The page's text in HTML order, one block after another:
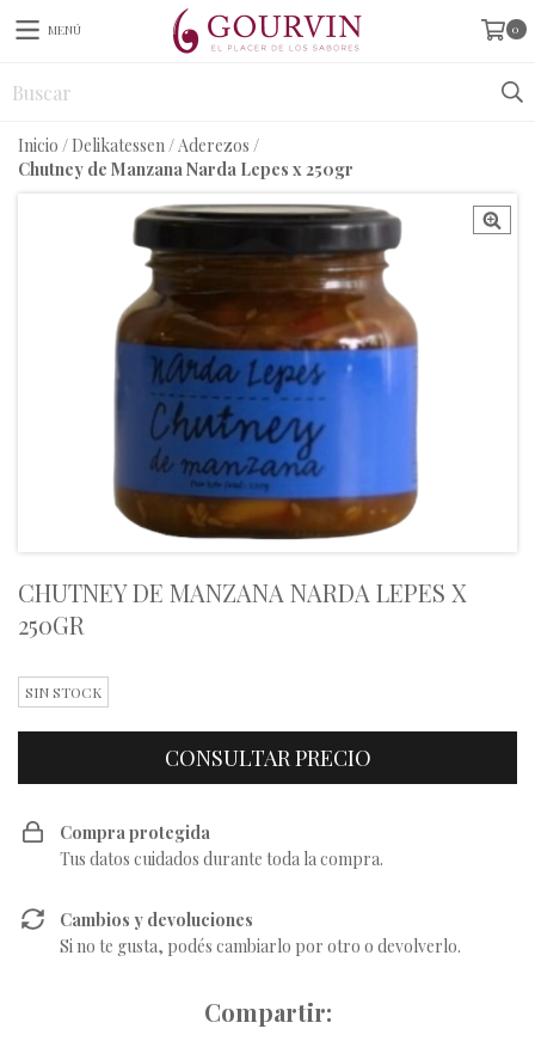
MENÚ 0
Inicio / Delikatessen/Aderezos /
Chutney de Manzana Narda Lepes x 250gr
CHUTNEY DE MANZANA NARDA LEPES X
250GR
SIN STOCK
Compra protegida
Tus datos cuidados durante toda la compra.
Cambios y devoluciones
Si no te gusta, podés cambiarlo por otro o devolverlo.
Compartir: